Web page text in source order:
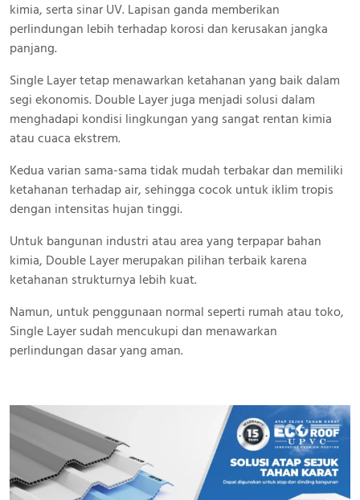
kimia, serta sinar UV. Lapisan ganda memberikan
perlindungan lebih terhadap korosi dan kerusakan jangka
panjang.
Single Layer tetap menawarkan ketahanan yang baik dalam
segi ekonomis. Double Layer juga menjadi solusi dalam
menghadapi kondisi lingkungan yang sangat rentan kimia
atau cuaca ekstrem.
Kedua varian sama-sama tidak mudah terbakar dan memiliki
ketahanan terhadap air, sehingga cocok untuk iklim tropis
dengan intensitas hujan tinggi.
Untuk bangunan industri atau area yang terpapar bahan
kimia, Double Layer merupakan pilihan terbaik karena
ketahanan strukturnya lebih kuat.
Namun, untuk penggunaan normal seperti rumah atau toko,
Single Layer sudah mencukupi dan menawarkan
perlindungan dasar yang aman.